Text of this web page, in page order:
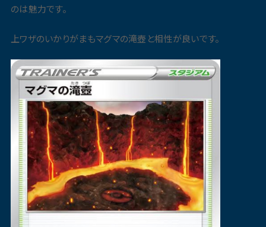
のは魅力です。
上ワザのいかりがまもマグマの滝壺と相性が良いです。